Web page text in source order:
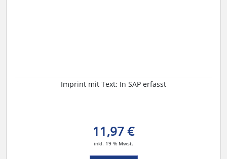
Imprint mit Text: In SAP erfasst
11,97 €
inkl. 19 % Mwst.